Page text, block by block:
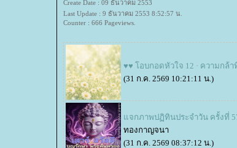
Create Date : 09 ธันวาคม 2553
Last Update : 9 ธันวาคม 2553 8:52:57 น.
Counter : 666 Pageviews.
♥♥ โอบกอดหัวใจ 12 · ความกล้
(31 ก.ค. 2569 10:21:11 น.)
จกภาพปฏิทินประจำวัน ครั้งที่
ทองกาญจนา
(31 ก.ค. 2569 08:37:12 น.)